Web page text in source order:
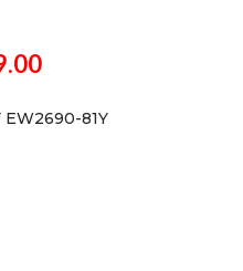
81Y